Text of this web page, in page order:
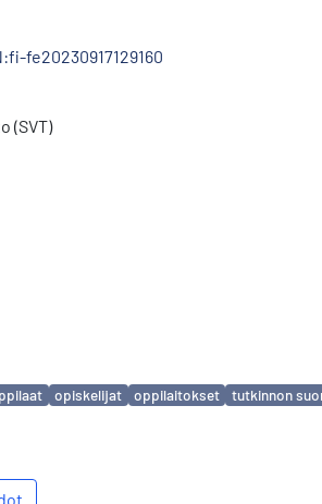
fe20230917129160
(SVT)
opiskelijat oppilaitokset
tutkinnon